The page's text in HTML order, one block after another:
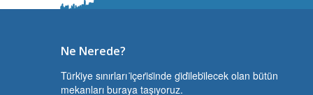
Ne Nerede?
Türki̇ye sınırları i̇çeri̇si̇nde gi̇di̇lebi̇lecek olan bütün
mekanları buraya taşıyoruz.